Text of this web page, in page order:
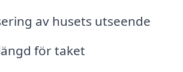
av husets utseende
för taket